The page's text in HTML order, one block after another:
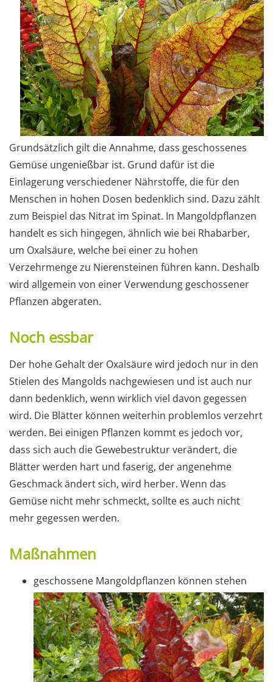
Grundsätzlich gilt die Annahme, dass geschossenes
Gemüse ungenießbar ist. Grund dafür ist die
Einlagerung verschiedener Nährstoffe, die für den
Menschen in hohen Dosen bedenklich sind. Dazu zählt
zum Beispiel das Nitrat im Spinat. In Mangoldpflanzen
handelt es sich hingegen, ähnlich wie bei Rhabarber,
um Oxalsäure, welche bei einer zu hohen
Verzehrmenge zu Nierensteinen führen kann. Deshalb
wird allgemein von einer Verwendung geschossener
Pflanzen abgeraten.
Noch essbar
Der hohe Gehalt der Oxalsäure wird jedoch nur in den
Stielen des Mangolds nachgewiesen und ist auch nur
dann bedenklich, wenn wirklich viel davon gegessen
wird. Die Blätter können weiterhin problemlos verzehrt
werden. Bei einigen Pflanzen kommt es jedoch vor,
dass sich auch die Gewebestruktur verändert, die
Blätter werden hart und faserig, der angenehme
Geschmack ändert sich, wird herber. Wenn das
Gemüse nicht mehr schmeckt, sollte es auch nicht
mehr gegessen werden.
Maßnahmen
geschossene Mangoldpflanzen können stehen